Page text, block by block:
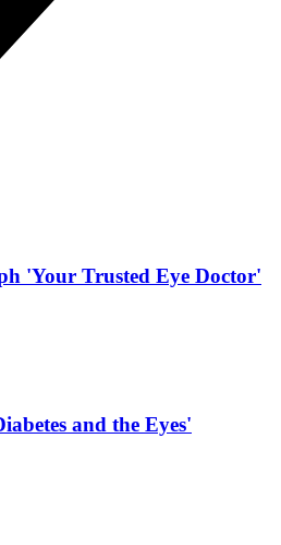
'Your Trusted Eye Doctor'
and the Eyes'